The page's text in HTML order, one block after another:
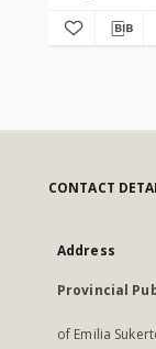
CONTACT
Address
Provincial
of Emilia